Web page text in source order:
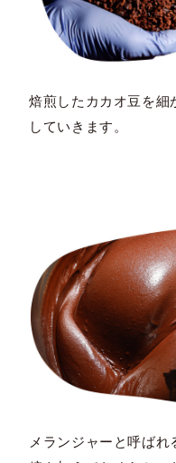
焙煎したカカオ豆を細
していきます。
メランジャーと呼ば